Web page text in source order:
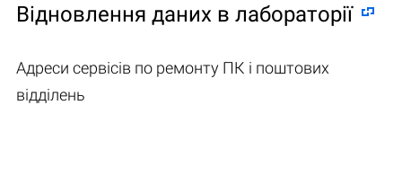
Відновлення даних в лабораторії
Адреси сервісів по ремонту ПК і поштових
відділень